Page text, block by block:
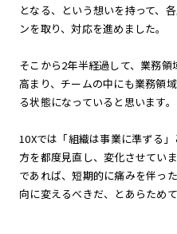
となる、という想いを持って、
ンを取り、対応を進めました。
そこから2年半経過して、業務
高まり、チームの中にも業務領
る状態になっていると思います。
10Xでは「組織は事業に準ずる
方を都度見直し、変化させてい
であれば、短期的に痛みを伴っ
向に変えるべきだ、とあらため